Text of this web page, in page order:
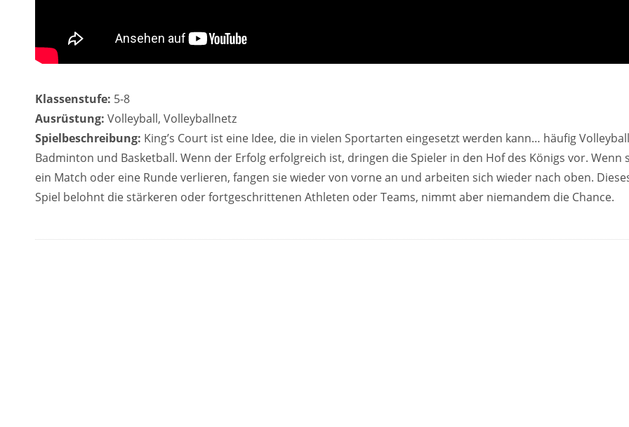
Klassenstufe: 5-8
Ausrüstung: Volleyball, Volleyballnetz
Spielbeschreibung: King’s Court ist eine Idee, die in vielen Sportarten eingesetzt werden kann… häufig
Badminton und Basketball. Wenn der Erfolg erfolgreich ist, dringen die Spieler in den Hof des Königs vor. Wenn
ein Match oder eine Runde verlieren, fangen sie wieder von vorne an und arbeiten sich wieder nach oben.
Spiel belohnt die stärkeren oder fortgeschrittenen Athleten oder Teams, nimmt aber niemandem die Chance.